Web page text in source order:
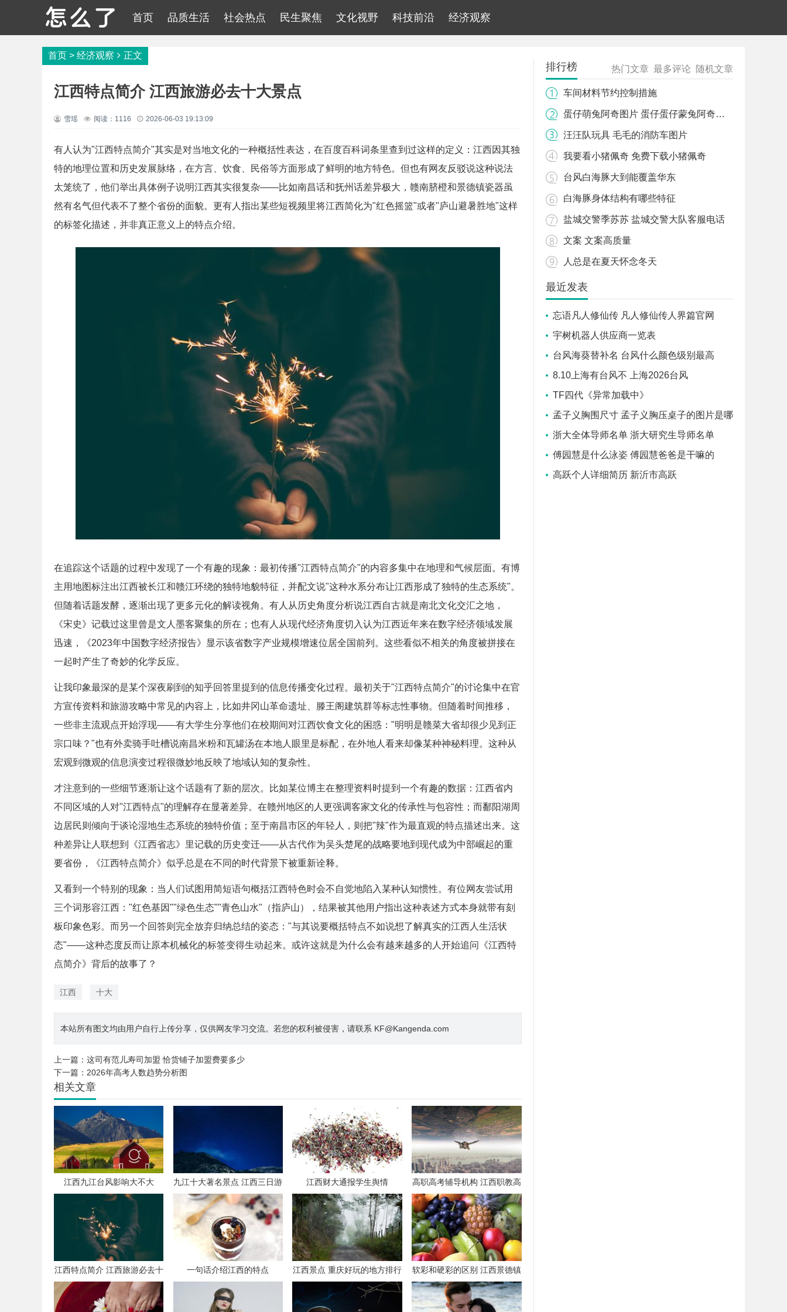
首页 品质生活 社会热点 民生聚焦 文化视野 科技前沿 经济观察
首页 > 经济观察 正文
江西特点简介 江西旅游必去十大景点
雪瑶 阅读：1116 2026-06-03 19:13:09
有人认为"江西特点简介"其实是对当地文化的一种概括性表达，在百度百科词条里查到过这样的定义：江西因其独
特的地理位置和历史发展脉络，在方言、饮食、民俗等方面形成了鲜明的地方特色。但也有网友反驳说这种说法
太笼统了，他们举出具体例子说明江西其实很复杂——比如南昌话和抚州话差异极大，赣南脐橙和景德镇瓷器虽
然有名气但代表不了整个省份的面貌。更有人指出某些短视频里将江西简化为"红色摇篮"或者"庐山避暑胜地"这样
的标签化描述，并非真正意义上的特点介绍。
在追踪这个话题的过程中发现了一个有趣的现象：最初传播"江西特点简介"的内容多集中在地理和气候层面。有博
主用地图标注出江西被长江和赣江环绕的独特地貌特征，并配文说"这种水系分布让江西形成了独特的生态系统"。
但随着话题发酵，逐渐出现了更多元化的解读视角。有人从历史角度分析说江西自古就是南北文化交汇之地，
《宋史》记载过这里曾是文人墨客聚集的所在；也有人从现代经济角度切入认为江西近年来在数字经济领域发展
迅速，《2023年中国数字经济报告》显示该省数字产业规模增速位居全国前列。这些看似不相关的角度被拼接在
一起时产生了奇妙的化学反应。
让我印象最深的是某个深夜刷到的知乎回答里提到的信息传播变化过程。最初关于"江西特点简介"的讨论集中在官
方宣传资料和旅游攻略中常见的内容上，比如井冈山革命遗址、滕王阁建筑群等标志性事物。但随着时间推移，
一些非主流观点开始浮现——有大学生分享他们在校期间对江西饮食文化的困惑："明明是赣菜大省却很少见到正
宗口味？"也有外卖骑手吐槽说南昌米粉和瓦罐汤在本地人眼里是标配，在外地人看来却像某种神秘料理。这种从
宏观到微观的信息演变过程很微妙地反映了地域认知的复杂性。
才注意到的一些细节逐渐让这个话题有了新的层次。比如某位博主在整理资料时提到一个有趣的数据：江西省内
不同区域的人对"江西特点"的理解存在显著差异。在赣州地区的人更强调客家文化的传承性与包容性；而鄱阳湖周
边居民则倾向于谈论湿地生态系统的独特价值；至于南昌市区的年轻人，则把"辣"作为最直观的特点描述出来。这
种差异让人联想到《江西省志》里记载的历史变迁——从古代作为吴头楚尾的战略要地到现代成为中部崛起的重
要省份，《江西特点简介》似乎总是在不同的时代背景下被重新诠释。
又看到一个特别的现象：当人们试图用简短语句概括江西特色时会不自觉地陷入某种认知惯性。有位网友尝试用
三个词形容江西："红色基因""绿色生态""青色山水"（指庐山），结果被其他用户指出这种表述方式本身就带有刻
板印象色彩。而另一个回答则完全放弃归纳总结的姿态："与其说要概括特点不如说想了解真实的江西人生活状
态"——这种态度反而让原本机械化的标签变得生动起来。或许这就是为什么会有越来越多的人开始追问《江西特
点简介》背后的故事了？
江西 十大
本站所有图文均由用户自行上传分享，仅供网友学习交流。若您的权利被侵害，请联系 KF@Kangenda.com
上一篇： 这司有范儿寿司加盟 恰货铺子加盟费要多少
下一篇： 2026年高考人数趋势分析图
相关文章
江西九江台风影响大不大
九江十大著名景点 江西三日游
最佳攻略
江西财大通报学生舆情
高职高考辅导机构 江西职教高
考培训机构
江西特点简介 江西旅游必去十
大景点
一句话介绍江西的特点
江西景点 重庆好玩的地方排行
榜前十名
软彩和硬彩的区别 江西景德镇
10大瓷瓦品牌
排行榜 热门文章 最多评论 随机文章
车间材料节约控制措施
蛋仔萌兔阿奇图片 蛋仔蛋仔蒙兔阿奇里人图片
汪汪队玩具 毛毛的消防车图片
我要看小猪佩奇 免费下载小猪佩奇
台风白海豚大到能覆盖华东
白海豚身体结构有哪些特征
盐城交警季苏苏 盐城交警大队客服电话
文案 文案高质量
人总是在夏天怀念冬天
最近发表
忘语凡人修仙传 凡人修仙传人界篇官网
宇树机器人供应商一览表
台风海葵替补名 台风什么颜色级别最高
8.10上海有台风不 上海2026台风
TF四代《异常加载中》
孟子义胸围尺寸 孟子义胸压桌子的图片是哪
个节目哪
浙大全体导师名单 浙大研究生导师名单
傅园慧是什么泳姿 傅园慧爸爸是干嘛的
高跃个人详细简历 新沂市高跃